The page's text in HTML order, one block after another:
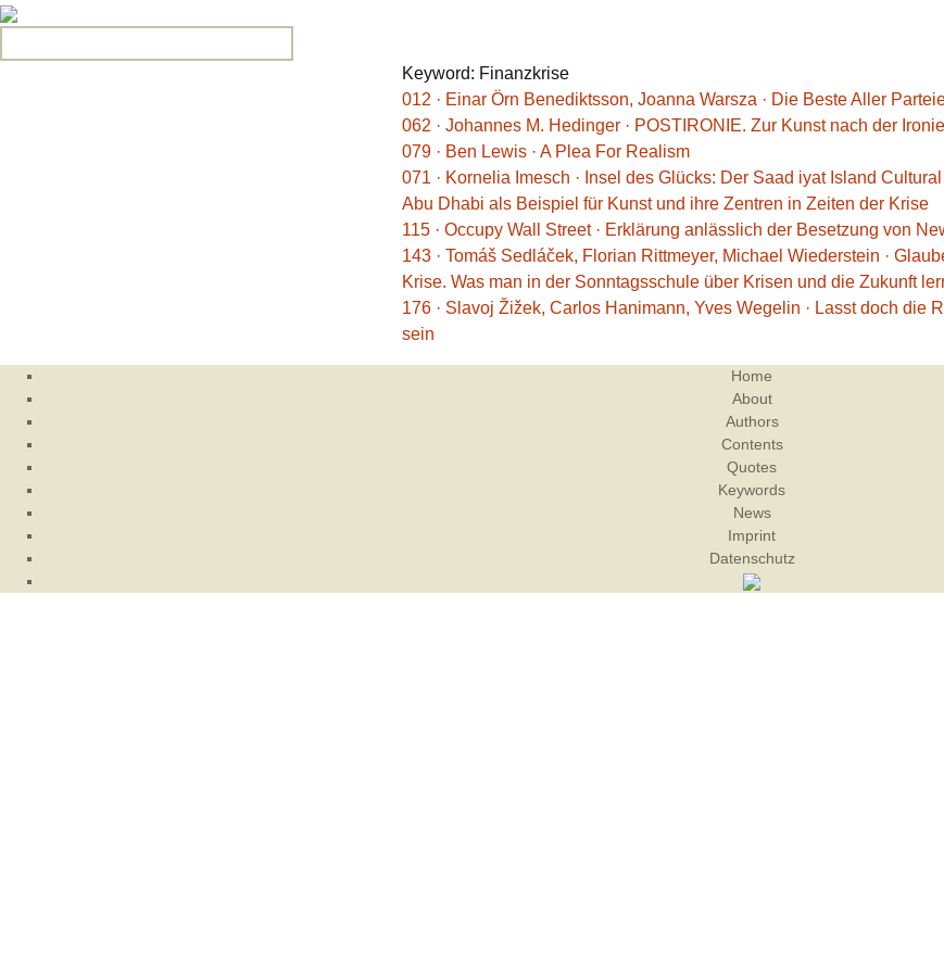
Keyword: Finanzkrise
012 · Einar Örn Benediktsson, Joanna Warsza · Die Beste Aller
062 · Johannes M. Hedinger · POSTIRONIE. Zur Kunst nach der Ironie
079 · Ben Lewis · A Plea For Realism
071 · Kornelia Imesch · Insel des Glücks: Der Saad iyat Island
Abu Dhabi als Beispiel für Kunst und ihre Zentren in Zeiten der Krise
115 · Occupy Wall Street · Erklärung anlässlich der Besetzung von
143 · Tomáš Sedláček, Florian Rittmeyer, Michael Wiederstein ·
Krise. Was man in der Sonntagsschule über Krisen und die Zukunft
176 · Slavoj Žižek, Carlos Hanimann, Yves Wegelin · Lasst doch die
sein
Home
About
Authors
Contents
Quotes
Keywords
News
Imprint
Datenschutz